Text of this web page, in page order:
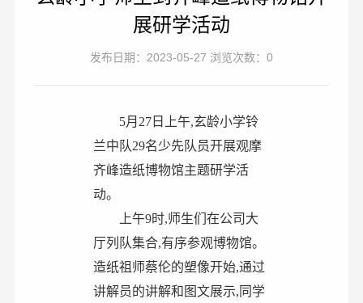
展研学活动
发布日期：2023-05-27 浏览次数：0
5月 27 日上午,玄龄小学铃
兰中队29名少先队员开展观摩
齐峰造纸博物馆主题研学活
动。
上午9时,师生们在公司大
厅列队集合,有序参观博物馆。
造纸祖师蔡伦的塑像开始,通过
讲解员的讲解和图文展示,同学